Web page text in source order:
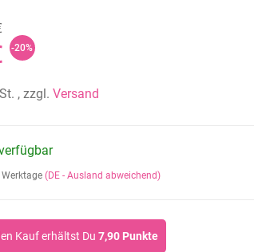
-20%
, zzgl. Versand
Werktage (DE - Ausland abweichend)
Kauf erhältst Du 7,90 Punkte